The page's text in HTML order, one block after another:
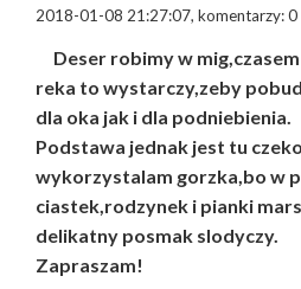
2018-01-08 21:27:07, komentarzy: 0
Deser robimy w
reka to wystarczy,zeby
dla oka jak i dla podniebienia.
Podstawa jednak jest tu
wykorzystalam gorzka,bo w
ciastek,rodzynek i pianki
delikatny posmak slodyczy.
Zapraszam!